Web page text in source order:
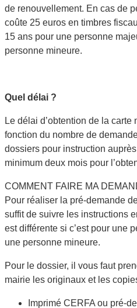
de renouvellement. En cas de
coûte 25 euros en timbres
15 ans pour une personne
personne mineure.
Quel délai ?
Le délai d’obtention de la carte
fonction du nombre de
dossiers pour instruction
minimum deux mois pour
COMMENT FAIRE MA
Pour réaliser la pré-demande
suffit de suivre les instructions
est différente si c’est pour une
une personne mineure.
Pour le dossier, il vous faut
mairie les originaux et les
Imprimé CERFA ou pré-